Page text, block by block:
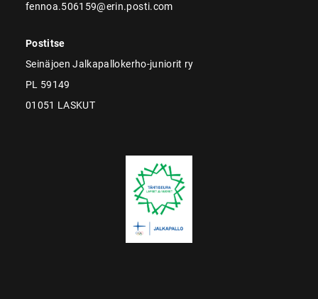
fennoa.506159@erin.posti.com
Postitse
Seinäjoen Jalkapallokerho-juniorit ry
PL 59149
01051 LASKUT